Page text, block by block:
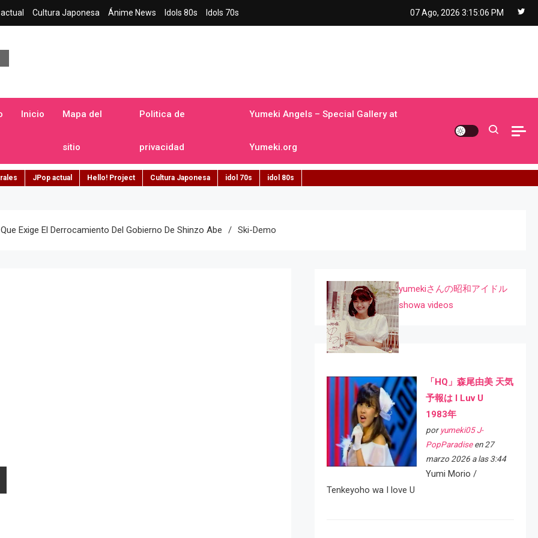
Cultura Japonesa Ánime News Idols 80s Idols 70s 07 Ago, 2026 3:15:07 PM
Inicio Mapa del
sitio
Politica de
privacidad
Yumeki Angels – Special Gallery at
Yumeki.org
JPop actual Hello! Project Cultura Japonesa idol 70s idol 80s
Exige El Derrocamiento Del Gobierno De Shinzo Abe Ski-Demo
yumekiさんの昭和アイドル
showa videos
「HQ」森尾由美 天気
予報は I Luv U
1983年
por yumeki05 J-
PopParadiseen 27
marzo 2026 a las 3:44
Yumi Morio /
Tenkeyoho wa I love U